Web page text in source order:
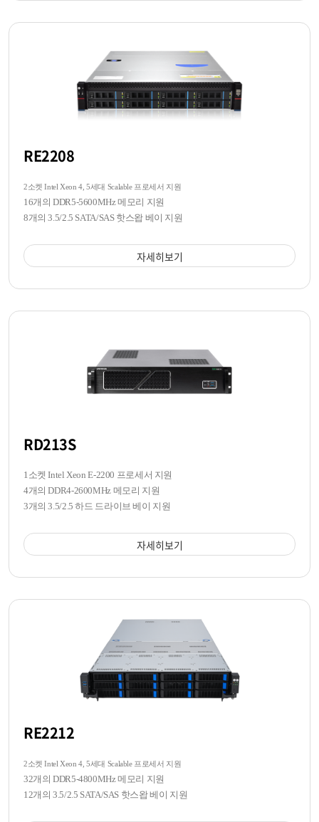
RE2208
2소켓 Intel Xeon 4, 5세대 Scalable 프로세서 지원
16개의 DDR5-5600MHz 메모리 지원
8개의 3.5/2.5 SATA/SAS 핫스왑 베이 지원
자세히보기
RD213S
1소켓 Intel Xeon E-2200 프로세서 지원
4개의 DDR4-2600MHz 메모리 지원
3개의 3.5/2.5 하드 드라이브 베이 지원
자세히보기
RE2212
2소켓 Intel Xeon 4, 5세대 Scalable 프로세서 지원
32개의 DDR5-4800MHz 메모리 지원
12개의 3.5/2.5 SATA/SAS 핫스왑 베이 지원